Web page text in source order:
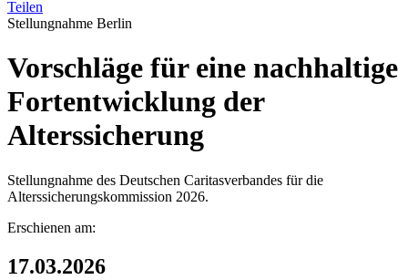
Teilen
Stellungnahme Berlin
Vorschläge für eine nachhaltige
Fortentwicklung der
Alterssicherung
Stellungnahme des Deutschen Caritasverbandes für die
Alterssicherungskommission 2026.
Erschienen am:
17.03.2026